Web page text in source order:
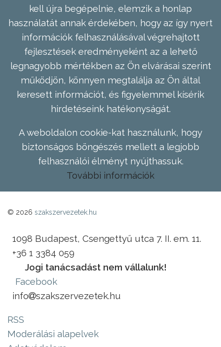
kell újra begépelnie, elemzik a honlap
használatát annak érdekében, hogy az így nyert
információk felhasználásával végrehajtott
fejlesztések eredményeként az a lehető
legnagyobb mértékben az Ön elvárásai szerint
működjön, könnyen megtalálja az Ön által
keresett információt, és figyelemmel kísérik
hirdetéseink hatékonyságát.
A weboldalon cookie-kat használunk, hogy
biztonságos böngészés mellett a legjobb
felhasználói élményt nyújthassuk.
További információk
© 2026 szakszervezetek.hu
1098 Budapest, Csengettyű utca 7. II. em. 11.
+36 1 3384 059
Jogi tanácsadást nem vállalunk!
Facebook
info
szakszervezetek.hu
RSS
Moderálási alapelvek